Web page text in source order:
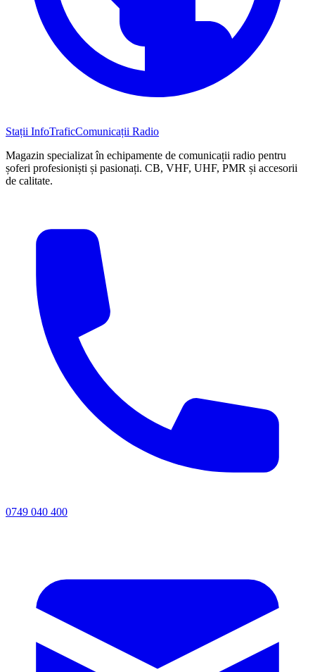
Stații InfoTraficComunicații Radio
Magazin specializat în echipamente de comunicații radio pentru
șoferi profesioniști și pasionați. CB, VHF, UHF, PMR și accesorii
de calitate.
0749 040 400